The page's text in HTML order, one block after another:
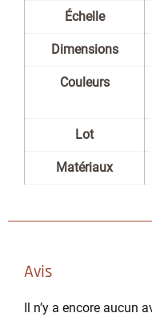
Échelle
Dimensions
Couleurs
Lot
Matériaux
Avis
Il n’y a encore aucun